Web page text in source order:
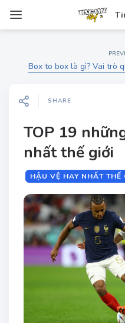
Box to box là gì? Vai trò
SHARE
TOP 19
nhất thế giới
HẬU VỆ HAY NHẤT THẾ